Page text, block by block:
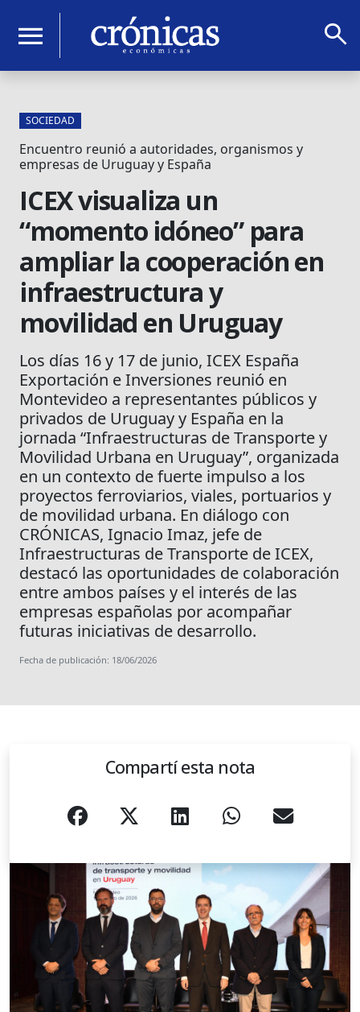
menu search
SOCIEDAD
Encuentro reunió a autoridades, organismos y
empresas de Uruguay y España
ICEX visualiza un
“momento idóneo” para
ampliar la cooperación en
infraestructura y
movilidad en Uruguay
Los días 16 y 17 de junio, ICEX España
Exportación e Inversiones reunió en
Montevideo a representantes públicos y
privados de Uruguay y España en la
jornada “Infraestructuras de Transporte y
Movilidad Urbana en Uruguay”, organizada
en un contexto de fuerte impulso a los
proyectos ferroviarios, viales, portuarios y
de movilidad urbana. En diálogo con
CRÓNICAS, Ignacio Imaz, jefe de
Infraestructuras de Transporte de ICEX,
destacó las oportunidades de colaboración
entre ambos países y el interés de las
empresas españolas por acompañar
futuras iniciativas de desarrollo.
Fecha de publicación: 18/06/2026
Compartí esta nota